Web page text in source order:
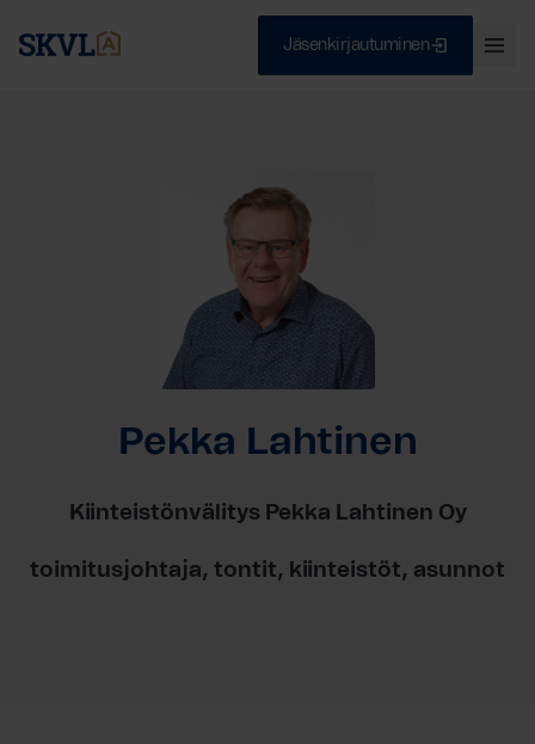
Jäsenkirjautuminen
Pekka Lahtinen
Kiinteistönvälitys Pekka Lahtinen Oy
toimitusjohtaja, tontit, kiinteistöt, asunnot